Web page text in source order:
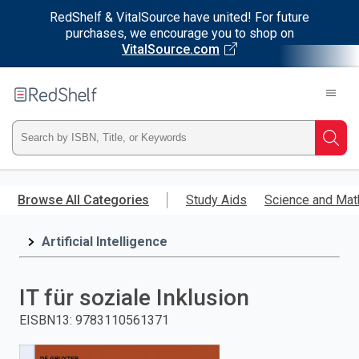
RedShelf & VitalSource have united! For future
purchases, we encourage you to shop on
VitalSource.com
main
RedShelf
Type
ISBN,
Title,
and
press
Browse All Categories Study Aids Science and
Artificial Intelligence
IT für soziale Inklusion
EISBN13: 9783110561371